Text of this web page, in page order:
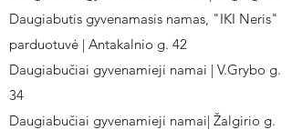
Daugiabutis gyvenamasis namas, "IKI Neris"
parduotuvė | Antakalnio g. 42
Daugiabučiai gyvenamieji namai | V.Grybo g.
34
Daugiabučiai gyvenamieji namai| Žalgirio g.